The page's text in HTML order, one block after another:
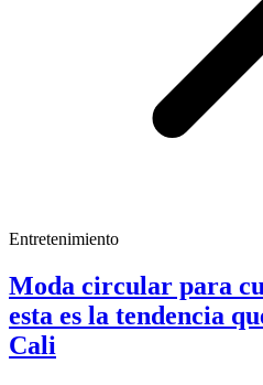
Entretenimiento
Moda circular para
esta es la tendencia
Cali